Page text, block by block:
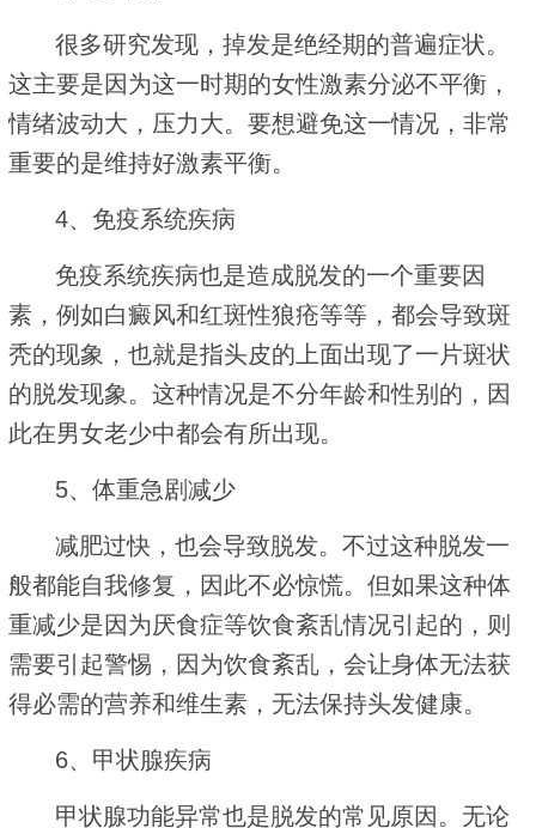
很多研究发现，掉发是绝经期的普遍症状。
这主要是因为这一时期的女性激素分泌不平衡，
情绪波动大，压力大。要想避免这一情况，非常
重要的是维持好激素平衡。
4、免疫系统疾病
免疫系统疾病也是造成脱发的一个重要因
素，例如白癜风和红斑性狼疮等等，都会导致斑
秃的现象，也就是指头皮的上面出现了一片斑状
的脱发现象。这种情况是不分年龄和性别的，因
此在男女老少中都会有所出现。
5、体重急剧减少
减肥过快，也会导致脱发。不过这种脱发一
般都能自我修复，因此不必惊慌。但如果这种体
重减少是因为厌食症等饮食紊乱情况引起的，则
需要引起警惕，因为饮食紊乱，会让身体无法获
得必需的营养和维生素，无法保持头发健康。
6、甲状腺疾病
甲状腺功能异常也是脱发的常见原因。无论